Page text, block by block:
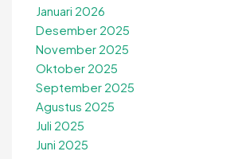
Januari 2026
Desember 2025
November 2025
Oktober 2025
September 2025
Agustus 2025
Juli 2025
Juni 2025